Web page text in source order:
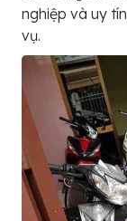
nghiệp và uy
vụ.